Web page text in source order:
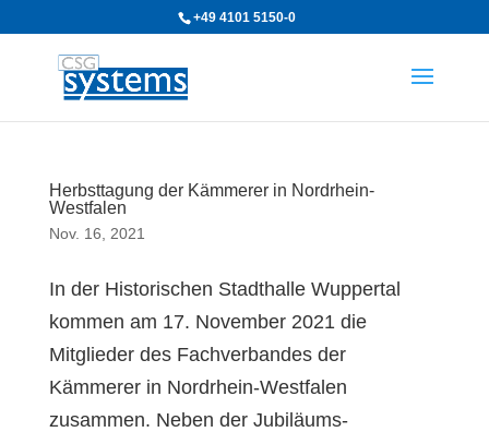
+49 4101 5150-0
Herbsttagung der Kämmerer in Nordrhein-
Westfalen
Nov. 16, 2021
In der Historischen Stadthalle Wuppertal
kommen am 17. November 2021 die
Mitglieder des Fachverbandes der
Kämmerer in Nordrhein-Westfalen
zusammen. Neben der Jubiläums-